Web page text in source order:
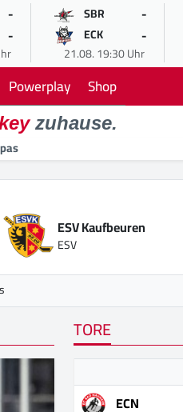
-
-
SBR -
ECK -
21.08. 19:30 Uhr
Powerplay Shop
zuhause.
ESV Kaufbeuren
ESV
TORE
ECN